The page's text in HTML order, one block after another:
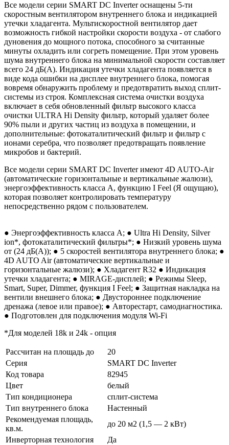
Все модели серии SMART DC Inverter оснащены 5-ти
скоростным вентилятором внутреннего блока и индикацией
утечки хладагента. Мультискоростной вентилятор дает
возможность гибкой настройки скорости воздуха - от слабого
дуновения до мощного потока, способного за считанные
минуты охладить или согреть помещение. При этом уровень
шума внутреннего блока на минимальной скорости составляет
всего 24 дБ(А). Индикация утечки хладагента появляется в
виде кода ошибки на дисплее внутреннего блока, помогая
вовремя обнаружить проблему и предотвратить выход сплит-
системы из строя. Комплексная система очистки воздуха
включает в себя обновленный фильтр высокого класса
очистки ULTRA Hi Density фильтр, который удаляет более
90% пыли и других частиц из воздуха в помещении, и
дополнительные: фотокаталитический фильтр и фильтр с
ионами серебра, что позволяет предотвращать появление
микробов и бактерий.
Все модели серии SMART DC Inverter имеют 4D AUTO-Air
(автоматические горизонтальные и вертикальные жалюзи),
энергоэффективность класса А, функцию I Feel (Я ощущаю),
которая позволяет контролировать температуру
непосредственно рядом с пользователем.
● Энергоэффективность класса А; ● Ultra Hi Density, Silver
ion*, фотокаталитический фильтры*; ● Низкий уровень шума
от (24 дБ(А)); ● 5 скоростей вентилятора внутреннего блока; ●
4D AUTO Air (автоматические вертикальные и
горизонтальные жалюзи); ● Хладагент R32 ● Индикация
утечки хладагента; ● MIRAGE-дисплей; ● Режимы Sleep,
Smart, Super, Dimmer, функция I Feel; ● Защитная накладка на
вентили внешнего блока; ● Двустороннее подключение
дренажа (левое или правое); ● Авторестарт, самодиагностика.
● Подготовлен для подключения модуля Wi-Fi
*Для моделей 18k и 24k - опция
Рассчитан на площадь до
20
Серия
SMART DC Inverter
Код товара
82945
Цвет
белый
Тип кондиционера
сплит-система
Тип внутреннего блока
Настенный
Рекомендуемая площадь,
кв.м.
до 20 м2 (1,5 — 2 кВт)
Инверторная технология
Да